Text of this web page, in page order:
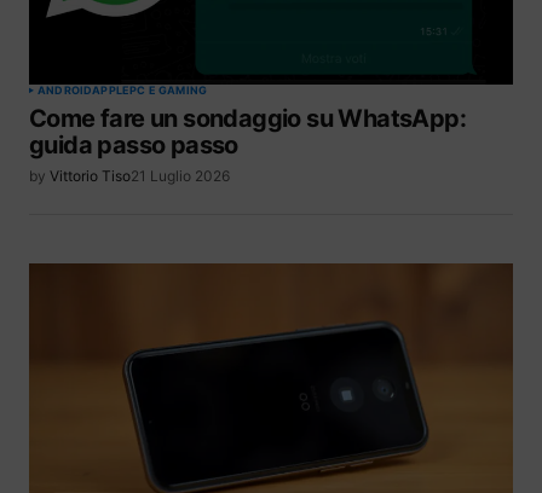
ANDROIDAPPLEPC E GAMING
Come fare un sondaggio su WhatsApp:
guida passo passo
by Vittorio Tiso21 Luglio 2026